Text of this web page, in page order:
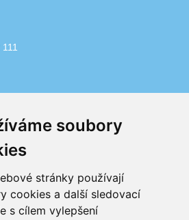
soubory
stránky používají
cookies a další sledovací
s cílem vylepšení
ČR